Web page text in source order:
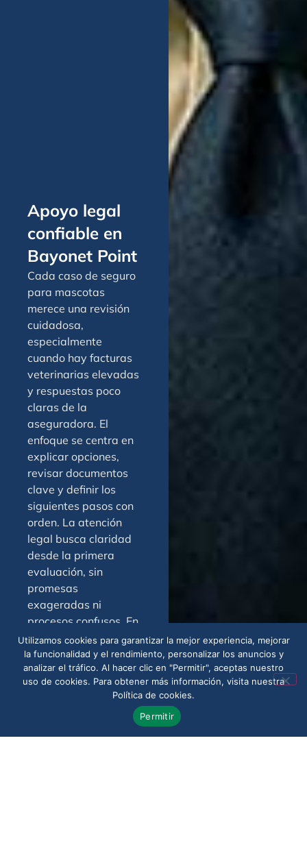
Apoyo legal
confiable en
Bayonet Point
Cada caso de seguro
para mascotas
merece una revisión
cuidadosa,
especialmente
cuando hay facturas
veterinarias elevadas
y respuestas poco
claras de la
aseguradora. El
enfoque se centra en
explicar opciones,
revisar documentos
clave y definir los
siguientes pasos con
orden. La atención
legal busca claridad
desde la primera
evaluación, sin
promesas
exageradas ni
procesos confusos. En
Bayonet Point, contar
con una guía
profesional puede
marcar la diferencia
entre aceptar una
negativa apresurada
o presentar una
Utilizamos cookies para garantizar la mejor experiencia, mejorar
la funcionalidad y el rendimiento, personalizar los anuncios y
analizar el tráfico. Al hacer clic en "Permitir", aceptas nuestro
uso de cookies. Para obtener más información, visita nuestra
Política de cookies.
Permitir